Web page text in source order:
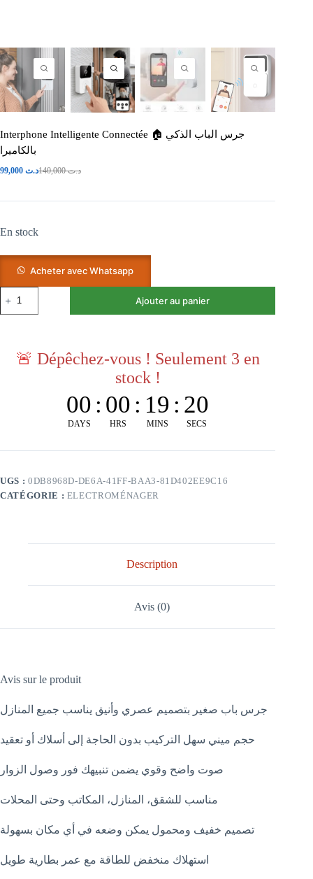
Interphone Intelligente Connectée 🏠 جرس الباب الذكي
بالكاميرا
د.ت140,000 د.ت
En stock
Acheter avec Whatsapp
Ajouter au panier
🚨 Dépêchez-vous ! Seulement 3 en
stock !
00
DAYS
: 00
HRS
: 19
MINS
: 19
SECS
UGS : 0DB8968D-DE6A-41FF-BAA3-81D402EE9C16
CATÉGORIE : ELECTROMÉNAGER
Description
Avis (0)
Avis sur le produit
جرس باب صغير بتصميم عصري وأنيق يناسب جميع المنازل
حجم ميني سهل التركيب بدون الحاجة إلى أسلاك أو تعقيد
صوت واضح وقوي يضمن تنبيهك فور وصول الزوار
مناسب للشقق، المنازل، المكاتب وحتى المحلات
تصميم خفيف ومحمول يمكن وضعه في أي مكان بسهولة
استهلاك منخفض للطاقة مع عمر بطارية طويل